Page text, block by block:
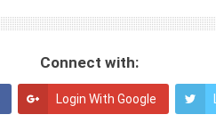
Connect with:
Login With Google